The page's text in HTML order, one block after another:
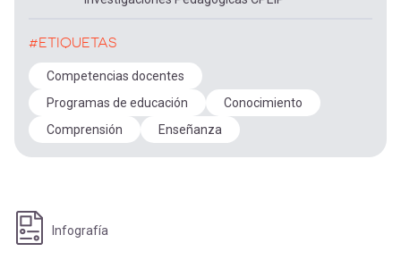
#ETIQUETAS
Competencias docentes
Programas de educación
Conocimiento
Comprensión
Enseñanza
Infografía